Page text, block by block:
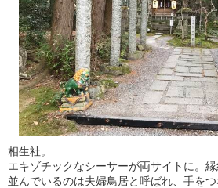
相生社。
エキゾチックなシーサーが両サイトに。
並んでいるのは夫婦鳥居と呼ばれ、手を